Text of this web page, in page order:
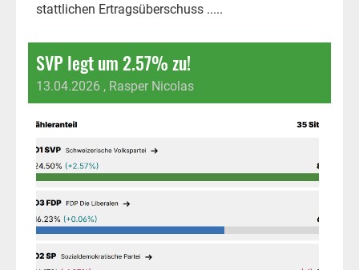
stattlichen Ertragsüberschuss .....
SVP legt um 2.57% zu!
13.04.2026 , Rasper Nicolas